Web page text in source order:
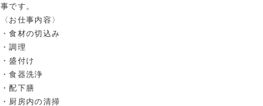
事です。
〈お仕事内容〉
・食材の切込み
・調理
・盛付け
・食器洗浄
・配下膳
・厨房内の清掃